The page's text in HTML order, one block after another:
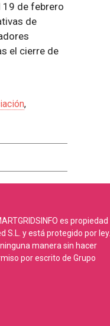
19 de febrero
de
el cierre de
,
es propiedad
S.L. y está protegido por ley.
manera sin hacer
por escrito de Grupo